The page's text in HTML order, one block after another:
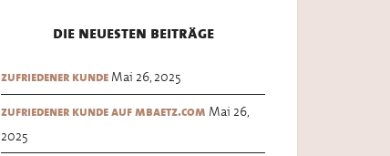
die neuesten beiträge
zufriedener kunde Mai 26, 2025
zufriedener kunde auf mbaetz.com Mai 26,
2025